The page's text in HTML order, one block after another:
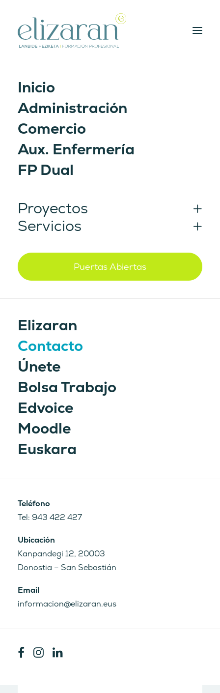
Inicio
Administración
Comercio
Aux. Enfermería
FP Dual
Proyectos
Servicios
Puertas Abiertas
Elizaran
Contacto
Únete
Bolsa Trabajo
Edvoice
Moodle
Euskara
Teléfono
Tel: 943 422 427
Ubicación
Kanpandegi 12, 20003
Donostia – San Sebastián
Email
informacion@elizaran.eus
Contacto
privacidad
Dónde estamos
Kanpandegi, 12
20003 Donostia – San
Sebastián